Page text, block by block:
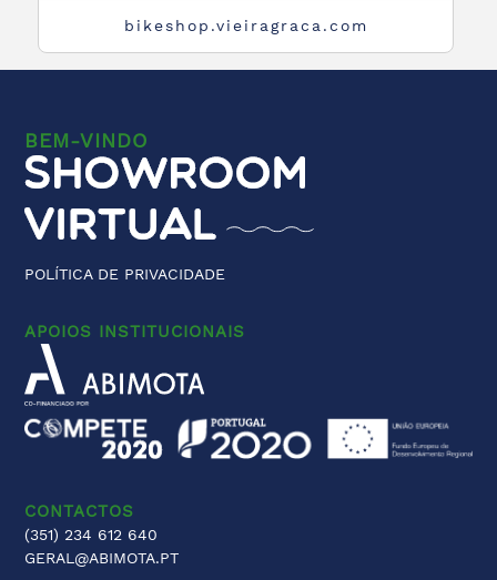
bikeshop.vieiragraca.com
BEM-VINDO
POLÍTICA DE PRIVACIDADE
APOIOS INSTITUCIONAIS
CONTACTOS
(351) 234 612 640
GERAL@ABIMOTA.PT